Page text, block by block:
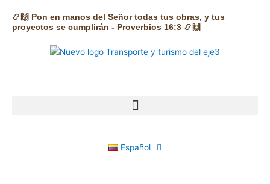
contenido
📿🙌 Pon en manos del Señor todas tus obras, y tus
proyectos se cumplirán - Proverbios 16:3 📿🙌
Español